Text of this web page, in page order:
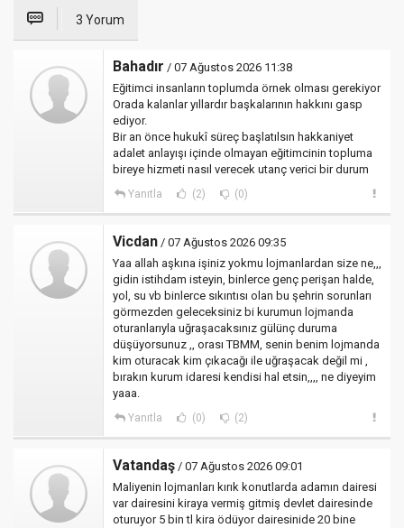
3 Yorum
Bahadır / 07 Ağustos 2026 11:38
Eğitimci insanların toplumda örnek olması gerekiyor
Orada kalanlar yıllardır başkalarının hakkını gasp
ediyor.
Bir an önce hukukî süreç başlatılsın hakkaniyet
adalet anlayışı içinde olmayan eğitimcinin topluma
bireye hizmeti nasıl verecek utanç verici bir durum
Yanıtla (2) (0)
Vicdan / 07 Ağustos 2026 09:35
Yaa allah aşkına işiniz yokmu lojmanlardan size ne,,,
gidin istihdam isteyin, binlerce genç perişan halde,
yol, su vb binlerce sıkıntısı olan bu şehrin sorunları
görmezden geleceksiniz bi kurumun lojmanda
oturanlarıyla uğraşacaksınız gülünç duruma
düşüyorsunuz ,, orası TBMM, senin benim lojmanda
kim oturacak kim çıkacağı ile uğraşacak değil mi ,
bırakın kurum idaresi kendisi hal etsin,,,, ne diyeyim
yaaa.
Yanıtla (0) (2)
Vatandaş / 07 Ağustos 2026 09:01
Maliyenin lojmanları kırık konutlarda adamın dairesi
var dairesini kiraya vermiş gitmiş devlet dairesinde
oturuyor 5 bin tl kira ödüyor dairesinide 20 bine